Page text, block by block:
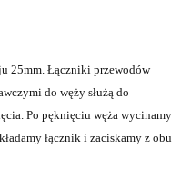
25mm. Łączniki przewodów
do węży służą do
Po pęknięciu węża wycinamy
łącznik i zaciskamy z obu